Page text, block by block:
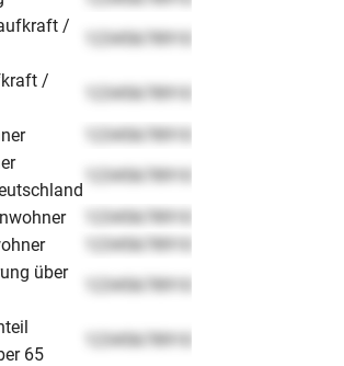
/
12345678910
/
12345678910
12345678910
12345678910
12345678910
12345678910
über
12345678910
65
12345678910